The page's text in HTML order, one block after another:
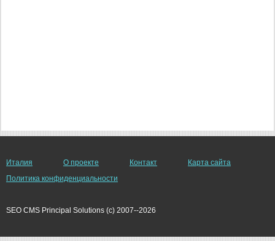
Италия О проекте Контакт
Карта сайта
Политика конфиденциальности
SEO CMS Principal Solutions (c) 2007--2026